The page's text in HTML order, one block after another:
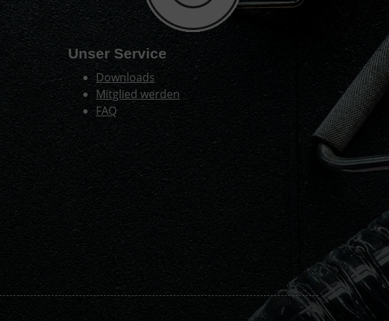
Unser Service
Downloads
Mitglied werden
FAQ